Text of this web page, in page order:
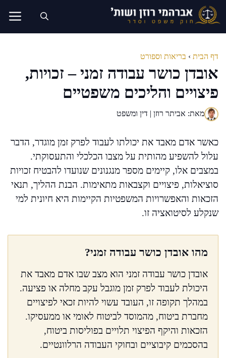
לדלג
לתוכן
דף הבית › בריאות וספורט
אובדן כושר עבודה זמני – זכויות,
פיצויים והליכים משפטיים
מאת: אביתר רוזן | דין ומשפט
כאשר אדם מאבד את יכולתו לעבוד לפרק זמן מוגדר, הדבר
עלול להשפיע מהותית על מצבו הכלכלי והתעסוקתי.
במצבים אלו, קיימים מספר מנגנונים שנועדו להבטיח זכויות
סוציאלות, פיצויים וקצבאות מתאימות. הבנת ההליך, תנאי
הזכאות והאפשרויות המשפטיות הקיימות היא חיונית למי
שנקלע לסיטואציה זו.
מהו אובדן כושר עבודה זמני?
אובדן כושר עבודה זמני הוא מצב שבו אדם מאבד את
היכולת לעבוד לפרק זמן מוגבל עקב מחלה או פציעה.
במהלך תקופה זו, העובד עשוי להיות זכאי לפיצויים
מחברת ביטוח, מהמוסד לביטוח לאומי או ממעסיקו.
הזכאות והיקף הפיצוי תלויים בפוליסות ביטוח,
בהסכמים קיבוציים ובחוקי העבודה הרלוונטיים.